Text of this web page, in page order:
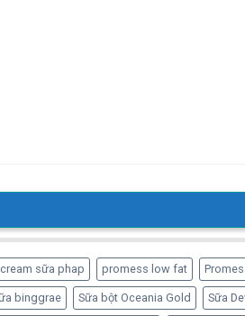
sữa phap promess low fat
binggrae Sữa bột Oceania Gold Sữa